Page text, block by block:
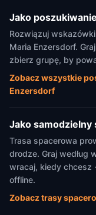
Jako
Rozwiązuj
Maria Enzersdorf.
zbierz grupę, by
Zobacz wszystkie
Enzersdorf
Jako
Trasa spacerowa
drodze. Graj według
wracaj, kiedy chcesz
offline.
Zobacz trasy